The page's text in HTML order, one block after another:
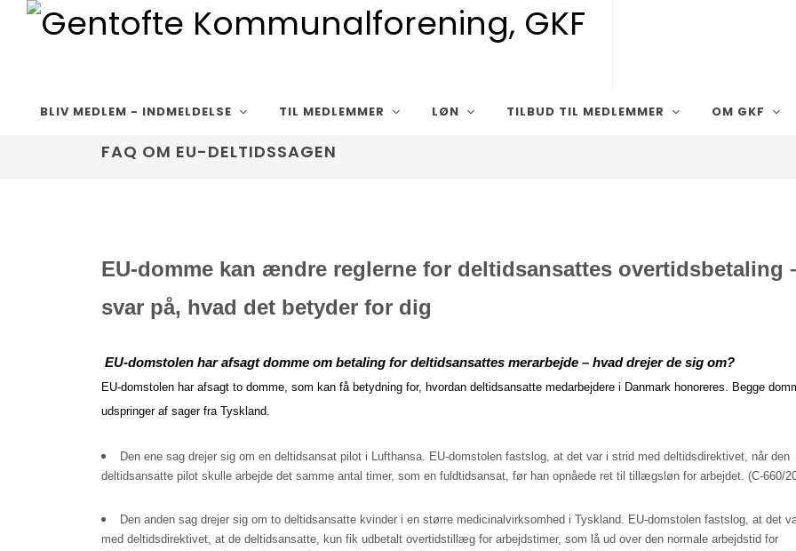
BLIV MEDLEM - INDMELDELSE TIL MEDLEMMER LØN TILBUD TIL MEDLEMMER OM GKF
FAQ OM EU-DELTIDSSAGEN
EU-domme kan ændre reglerne for deltidsansattes overtidsbetaling
svar på, hvad det betyder for dig
EU-domstolen har afsagt domme om betaling for deltidsansattes merarbejde – hvad drejer de sig om?
EU-domstolen har afsagt to domme, som kan få betydning for, hvordan deltidsansatte medarbejdere i Danmark honoreres. Begge
udspringer af sager fra Tyskland.
Den ene sag drejer sig om en deltidsansat pilot i Lufthansa. EU-domstolen fastslog, at det var i strid med deltidsdirektivet, når den
deltidsansatte pilot skulle arbejde det samme antal timer, som en fuldtidsansat, før han opnåede ret til tillægsløn for arbejdet. (C-660/
Den anden sag drejer sig om to deltidsansatte kvinder i en større medicinalvirksomhed i Tyskland. EU-domstolen fastslog, at det
med deltidsdirektivet, at de deltidsansatte, kun fik udbetalt overtidstillæg for arbejdstimer, som lå ud over den normale arbejdstid for